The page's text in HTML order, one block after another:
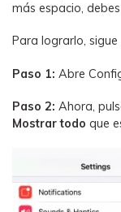
más espacio,
Para lograrlo,
Paso 1: Abre
Paso 2: Ahora,
Mostrar todo que